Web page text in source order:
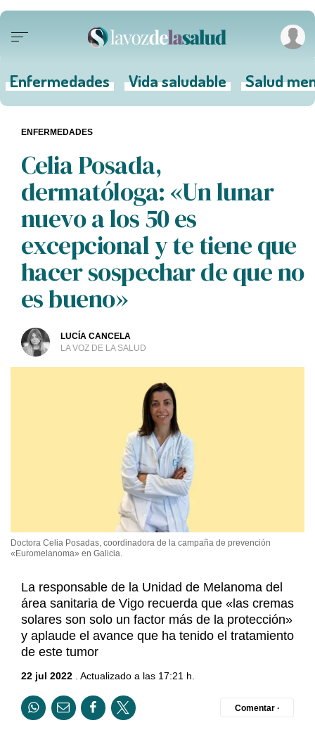
Enfermedades Vida saludable Salud
Celia Posada,
dermatóloga: «Un lunar
nuevo a los 50 es
excepcional y te tiene que
hacer sospechar de que no
es bueno»
LUCÍA CANCELA
LA VOZ DE LA SALUD
ENFERMEDADES
Doctora Celia Posadas, coordinadora de la campaña de prevención
«Euromelanoma» en Galicia.
La responsable de la Unidad de Melanoma del
área sanitaria de Vigo recuerda que «las cremas
solares son solo un factor más de la protección»
y aplaude el avance que ha tenido el tratamiento
de este tumor
22 jul 2022 . Actualizado a las 17:21 h.
Comentar ·